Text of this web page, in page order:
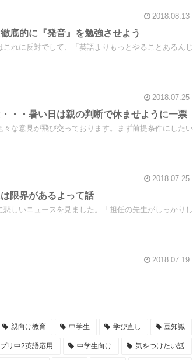
2018.08.13
底的に『発音』を勉強させよう
れに反対でして、「英語よりもっとやることあるんじ
2018.07.25
・・暑い日は親の判断で休ませように一票
な意見が飛び交っております。まず前提条件にしたい
2018.07.25
限界があるよって話
しいニュースを見ました。「担任の先生がしっかりし
2018.07.19
親向け教育 中学生 学び直し 豆知識
リ中2英語応用 中学生向け 気をつけたい話